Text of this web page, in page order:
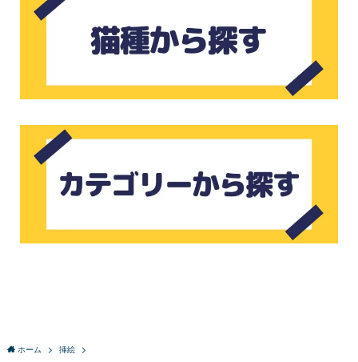
ホーム 挿絵